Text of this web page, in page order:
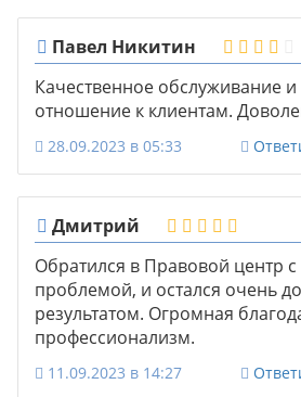
Павел Никитин
Качественное обслуживание
отношение к клиентам.
28.09.2023 в 05:33
Дмитрий
Обратился в Правовой центр
проблемой, и остался очень
результатом. Огромная
профессионализм.
11.09.2023 в 14:27